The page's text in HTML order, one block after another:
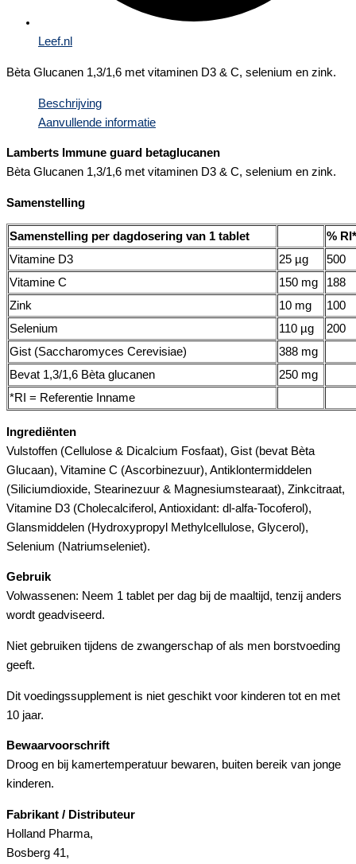
Leef.nl
Bèta Glucanen 1,3/1,6 met vitaminen D3 & C, selenium en zink.
Beschrijving
Aanvullende informatie
Lamberts Immune guard betaglucanen
Bèta Glucanen 1,3/1,6 met vitaminen D3 & C, selenium en zink.
Samenstelling
Samenstelling per dagdosering van 1 tablet
% RI*
Vitamine D3
25 µg
500
Vitamine C
150 mg
188
Zink
10 mg
100
Selenium
110 µg
200
Gist (Saccharomyces Cerevisiae)
388 mg
Bevat 1,3/1,6 Bèta glucanen
250 mg
*RI = Referentie Inname
Ingrediënten
Vulstoffen (Cellulose & Dicalcium Fosfaat), Gist (bevat Bèta
Glucaan), Vitamine C (Ascorbinezuur), Antiklontermiddelen
(Siliciumdioxide, Stearinezuur & Magnesiumstearaat), Zinkcitraat,
Vitamine D3 (Cholecalciferol, Antioxidant: dl-alfa-Tocoferol),
Glansmiddelen (Hydroxypropyl Methylcellulose, Glycerol),
Selenium (Natriumseleniet).
Gebruik
Volwassenen: Neem 1 tablet per dag bij de maaltijd, tenzij anders
wordt geadviseerd.
Niet gebruiken tijdens de zwangerschap of als men borstvoeding
geeft.
Dit voedingssupplement is niet geschikt voor kinderen tot en met
10 jaar.
Bewaarvoorschrift
Droog en bij kamertemperatuur bewaren, buiten bereik van jonge
kinderen.
Fabrikant / Distributeur
Holland Pharma,
Bosberg 41,